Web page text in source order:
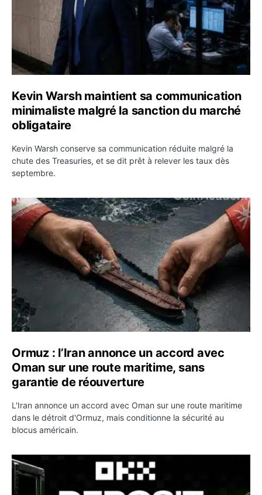
Kevin Warsh maintient sa communication
minimaliste malgré la sanction du marché
obligataire
Kevin Warsh conserve sa communication réduite malgré la
chute des Treasuries, et se dit prêt à relever les taux dès
septembre.
Ormuz : l’Iran annonce un accord avec Oman sur une
Ormuz : l’Iran annonce un accord avec
Oman sur une route maritime, sans
garantie de réouverture
L'Iran annonce un accord avec Oman sur une route maritime
dans le détroit d'Ormuz, mais conditionne la sécurité au
blocus américain.
OKX relance une campagne Deposit Bonus : jusqu’à 5